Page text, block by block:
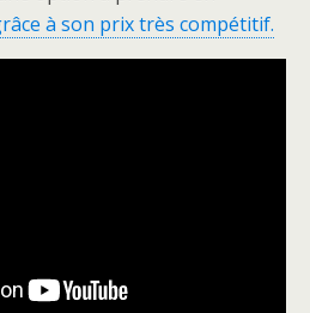
à son prix très compétitif.